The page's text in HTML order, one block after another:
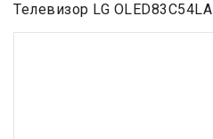
Телевизор LG OLED83C54LA